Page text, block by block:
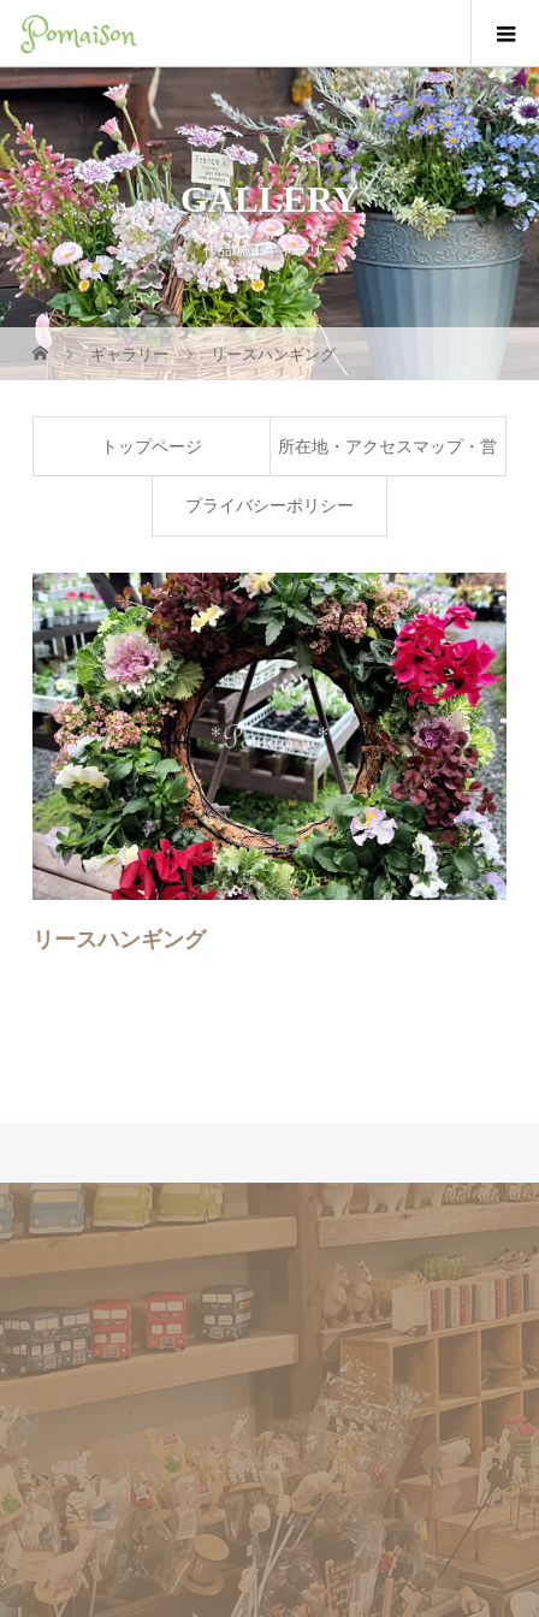
GALLERY
作品/施工ギャラリー
ギャラリー リースハンギング
トップページ 所在地・アクセスマップ・営
プライバシーポリシー
リースハンギング